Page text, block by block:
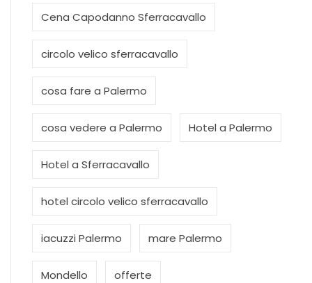
Cena Capodanno Sferracavallo
circolo velico sferracavallo
cosa fare a Palermo
cosa vedere a Palermo Hotel a Palermo
Hotel a Sferracavallo
hotel circolo velico sferracavallo
iacuzzi Palermo mare Palermo
Mondello offerte